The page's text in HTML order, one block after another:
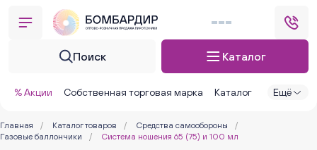
Поиск Каталог
% Акции Собственная торговая марка Каталог Ещё
Главная / Каталог товаров / Средства самообороны
/
Газовые баллончики
/ Система ношения 65 (75) и 100 мл